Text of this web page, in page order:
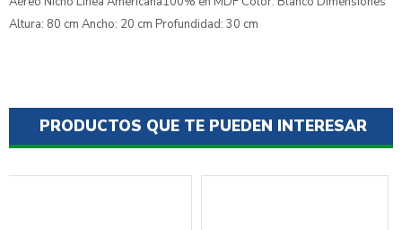
Altura: 80 cm Ancho: 20 cm Profundidad: 30 cm
PRODUCTOS QUE TE PUEDEN INTERESAR